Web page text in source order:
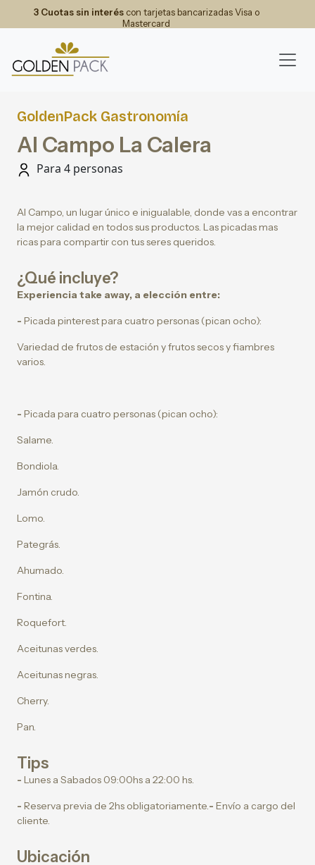
3 Cuotas sin interéscon tarjetas bancarizadas Visa o
Mastercard
GoldenPack Gastronomía
Al Campo La Calera
Para 4 personas
Al Campo, un lugar único e inigualable, donde vas a encontrar
la mejor calidad en todos sus productos. Las picadas mas
ricas para compartir con tus seres queridos.
¿Qué incluye?
Experiencia take away, a elección entre:
- Picada pinterest para cuatro personas (pican ocho):
Variedad de frutos de estación y frutos secos y fiambres
varios.
- Picada para cuatro personas (pican ocho):
Salame.
Bondiola.
Jamón crudo.
Lomo.
Pategrás.
Ahumado.
Fontina.
Roquefort.
Aceitunas verdes.
Aceitunas negras.
Cherry.
Pan.
Tips
- Lunes a Sabados 09:00hs a 22:00 hs.
- Reserva previa de 2hs obligatoriamente.- Envío a cargo del
cliente.
Ubicación